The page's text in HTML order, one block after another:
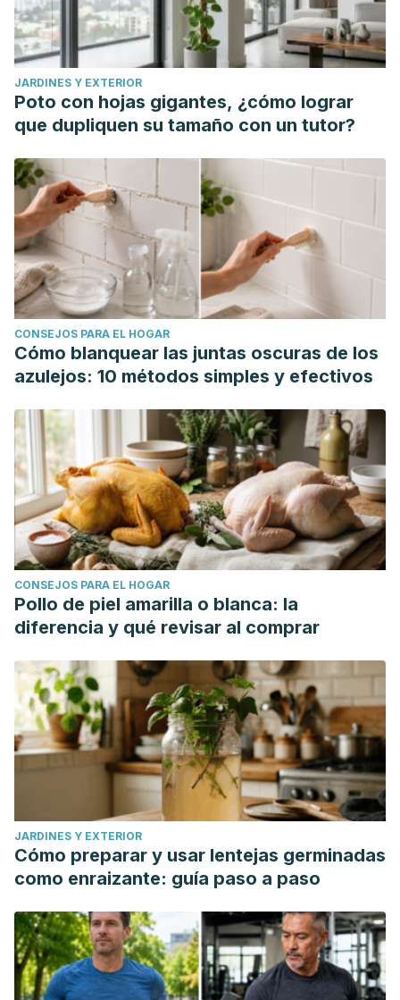
JARDINES Y EXTERIOR
Poto con hojas gigantes, ¿cómo lograr
que dupliquen su tamaño con un tutor?
CONSEJOS PARA EL HOGAR
Cómo blanquear las juntas oscuras de los
azulejos: 10 métodos simples y efectivos
CONSEJOS PARA EL HOGAR
Pollo de piel amarilla o blanca: la
diferencia y qué revisar al comprar
JARDINES Y EXTERIOR
Cómo preparar y usar lentejas germinadas
como enraizante: guía paso a paso